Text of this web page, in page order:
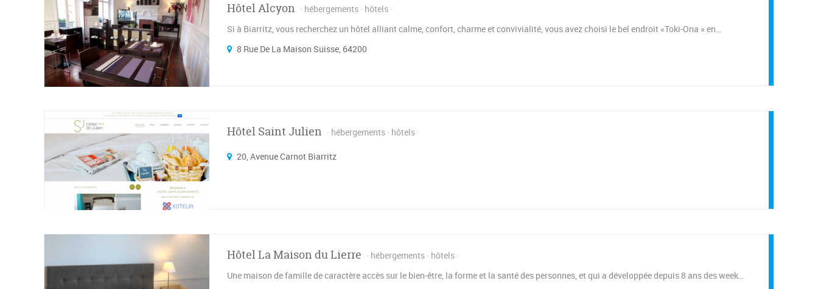
Hôtel Alcyon hébergements hôtels
Si à Biarritz, vous recherchez un hôtel alliant calme, confort, charme et convivialité, vous avez choisi le bel endroit «Toki-Ona » en…
8 Rue De La Maison Suisse, 64200
Hôtel Saint Julien hébergements hôtels
20, Avenue Carnot Biarritz
Hôtel La Maison du Lierre hébergements hôtels
Une maison de famille de caractère accès sur le bien-être, la forme et la santé des personnes, et qui a développée depuis 8 ans des week…